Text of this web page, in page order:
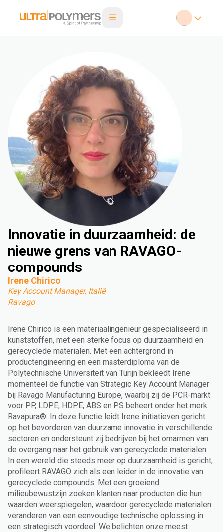
Innovatie in duurzaamheid: de
nieuwe grens van RAVAGO-
compounds
Irene Chirico
Key Account Manager, Italië
Ravago
Irene Chirico is een materiaalingenieur gespecialiseerd in
kunststoffen, met een sterke focus op duurzaamheid en
gerecyclede materialen. Met een achtergrond in
productengineering en een masterdiploma van de
Polytechnische Universiteit van Turijn bekleedt Irene
momenteel de functie van Strategic Key Account Manager
bij Ravago Manufacturing Europe, waarbij zij de PCR-markt
voor PP, LDPE, HDPE, ABS en PS beheert onder het merk
Ravapura®. In deze functie leidt Irene initiatieven gericht
op het bevorderen van duurzame innovatie in verschillende
sectoren en ondersteunt zij bedrijven bij het omarmen van
de overgang naar het gebruik van gerecyclede materialen.
In een wereld die steeds meer op duurzaamheid is gericht,
profileert RAVAGO zich als een leider in de innovatie van
gerecyclede compounds. Met een groeiend
milieubewustzijn zoeken klanten naar producten die hun
waarden weerspiegelen, waardoor gerecyclede materialen
veranderen van een eenvoudige technische oplossing in
een strategisch voordeel. We belichten onze meest